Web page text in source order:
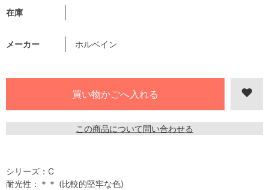
在庫
メーカー ホルベイン
この商品について問い合わせる
シリーズ：C
耐光性：＊＊ (比較的堅牢な色)